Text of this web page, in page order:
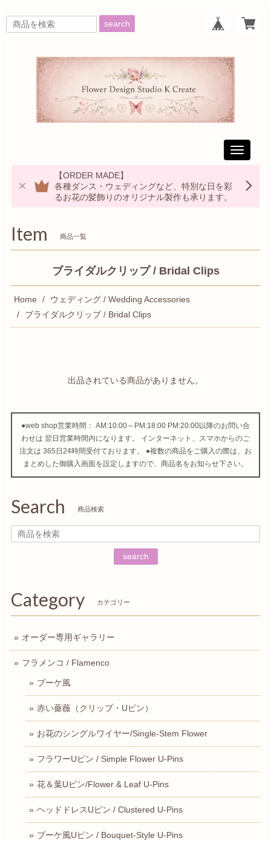
search
Toggle
【ORDER MADE】
各種ダンス・ウェディングなど、特別な日を彩
るお花の髪飾りのオリジナル製作も承ります。
Item 商品一覧
ブライダルクリップ / Bridal Clips
Home
ウェディング / Wedding Accessories
ブライダルクリップ / Bridal Clips
出品されている商品がありません。
●web shop営業時間： AM:10:00～PM:18:00 PM:20:00以降のお問い合
わせは 翌日営業時間内になります。 インターネット、スマホからのご
注文は 365日24時間受付ております。 ●複数の商品をご購入の際は、お
まとめした御購入画面を設定しますので、商品名をお知らせ下さい。
Search 商品検索
search
Category カテゴリー
オーダー専用ギャラリー
フラメンコ / Flamenco
ブーケ風
赤い薔薇（クリップ・Uピン）
お花のシングルワイヤー/Single-Stem Flower
フラワーUピン / Simple Flower U-Pins
花＆葉Uピン/Flower & Leaf U-Pins
ヘッドドレスUピン / Clustered U-Pins
ブーケ風Uピン / Bouquet-Style U-Pins